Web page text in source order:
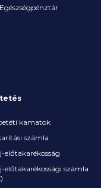
kamatok
számla
előtakarékosság
előtakarékossági számla